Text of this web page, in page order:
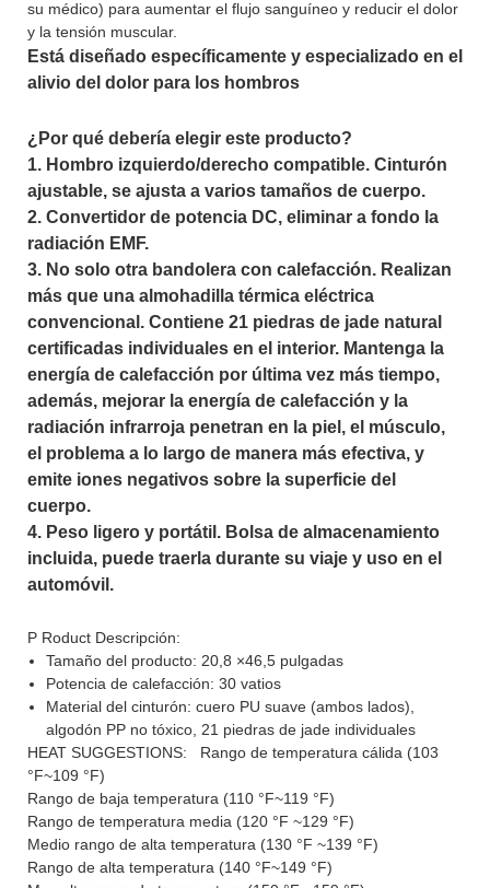
su médico) para aumentar el flujo sanguíneo y reducir el dolor
y la tensión muscular.
Está diseñado específicamente y especializado en el
alivio del dolor para los hombros
¿Por qué debería elegir este producto?
1. Hombro izquierdo/derecho compatible. Cinturón
ajustable, se ajusta a varios tamaños de cuerpo.
2. Convertidor de potencia DC, eliminar a fondo la
radiación EMF.
3. No solo otra bandolera con calefacción. Realizan
más que una almohadilla térmica eléctrica
convencional. Contiene 21 piedras de jade natural
certificadas individuales en el interior. Mantenga la
energía de calefacción por última vez más tiempo,
además, mejorar la energía de calefacción y la
radiación infrarroja penetran en la piel, el músculo,
el problema a lo largo de manera más efectiva, y
emite iones negativos sobre la superficie del
cuerpo.
4. Peso ligero y portátil. Bolsa de almacenamiento
incluida, puede traerla durante su viaje y uso en el
automóvil.
P Roduct Descripción:
Tamaño del producto: 20,8 ×46,5 pulgadas
Potencia de calefacción: 30 vatios
Material del cinturón: cuero PU suave (ambos lados),
algodón PP no tóxico, 21 piedras de jade individuales
HEAT SUGGESTIONS:
Rango de temperatura cálida (103
°F~109 °F)
Rango de baja temperatura (110 °F~119 °F)
Rango de temperatura media (120 °F ~129 °F)
Medio rango de alta temperatura (130 °F ~139 °F)
Rango de alta temperatura (140 °F~149 °F)